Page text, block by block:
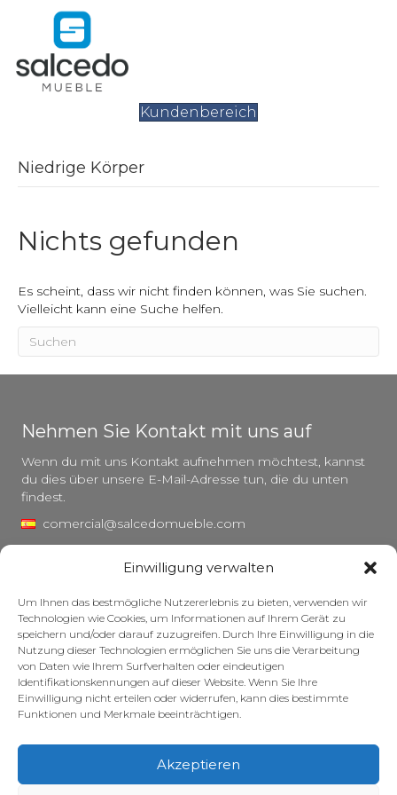
Einwilligung verwalten
Um Ihnen das bestmögliche Nutzererlebnis zu bieten, verwenden wir
Technologien wie Cookies, um Informationen auf Ihrem Gerät zu
speichern und/oder darauf zuzugreifen. Durch Ihre Einwilligung in die
Nutzung dieser Technologien ermöglichen Sie uns die Verarbeitung
von Daten wie Ihrem Surfverhalten oder eindeutigen
Identifikationskennungen auf dieser Website. Wenn Sie Ihre
Einwilligung nicht erteilen oder widerrufen, kann dies bestimmte
Funktionen und Merkmale beeinträchtigen.
Akzeptieren
Kundenbereich
Niedrige Körper
Nichts gefunden
Es scheint, dass wir nicht finden können, was Sie suchen.
Vielleicht kann eine Suche helfen.
Nehmen Sie Kontakt mit uns auf
Wenn du mit uns Kontakt aufnehmen möchtest, kannst
du dies über unsere E-Mail-Adresse tun, die du unten
findest.
comercial@salcedomueble.com
distribucion@salcedomueble.com
Instagram
Rechtlicher Hinweis
Datenschutzerklärung
Cookie-Richtlinie
Zuschüsse